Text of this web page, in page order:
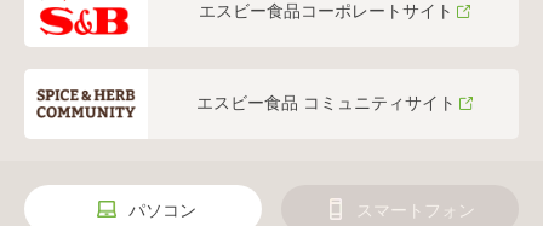
エスビー食品コーポレートサイト
エスビー食品 コミュニティサイト
パソコン スマートフォン